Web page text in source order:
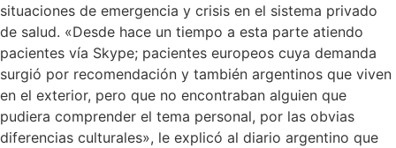
situaciones de emergencia y crisis en el sistema privado
de salud. «Desde hace un tiempo a esta parte atiendo
pacientes vía Skype; pacientes europeos cuya demanda
surgió por recomendación y también argentinos que viven
en el exterior, pero que no encontraban alguien que
pudiera comprender el tema personal, por las obvias
diferencias culturales», le explicó al diario argentino que